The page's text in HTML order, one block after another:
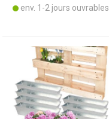
env. 1-2 jours ouvrables